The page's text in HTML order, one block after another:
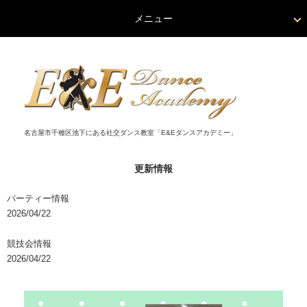
名古屋市千種区池下にある社交ダンス教室「E&Eダンスアカデミー」
更新情報
パーティー情報
2026/04/22
競技会情報
2026/04/22
メニュー